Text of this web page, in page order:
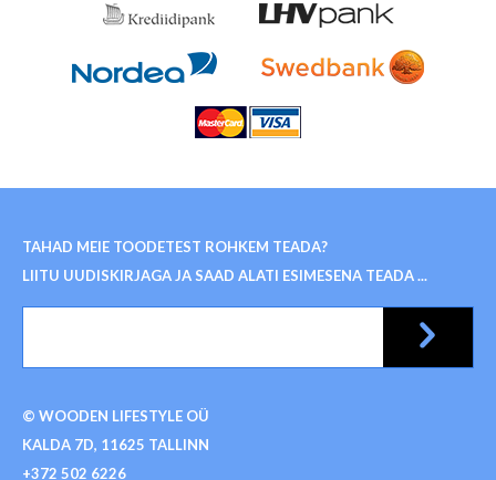
TAHAD MEIE TOODETEST ROHKEM TEADA?
LIITU UUDISKIRJAGA JA SAAD ALATI ESIMESENA TEADA ...
© WOODEN LIFESTYLE OÜ
KALDA 7D, 11625 TALLINN
+372 502 6226